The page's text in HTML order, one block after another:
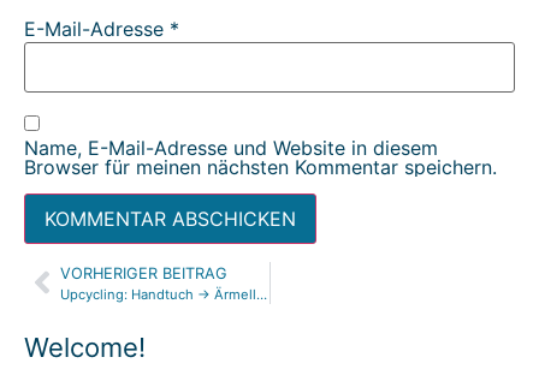
Welcome!
E-Mail-Adresse *
Name, E-Mail-Adresse und Website in diesem
Browser für meinen nächsten Kommentar speichern.
Alternative:
VORHERIGER BEITRAG
Upcycling: Handtuch -> Ärmellätzchen (aus Raglan-Schnitt)